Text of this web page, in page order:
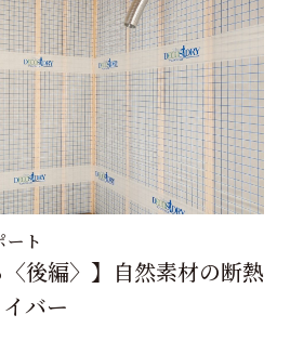
ート
〈後編〉】自然素材の断熱
バー